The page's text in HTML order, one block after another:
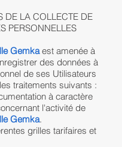
DE LA COLLECTE DE
PERSONNELLES
Gemkaest amenée à
des données à
de ses Utilisateurs
traitements suivants :
à caractère
l'activité de
Gemka.
grilles tarifaires et